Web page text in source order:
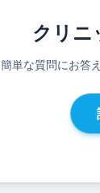
クリニ
簡単な質問にお答